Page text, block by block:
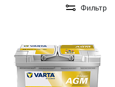
Фильтр